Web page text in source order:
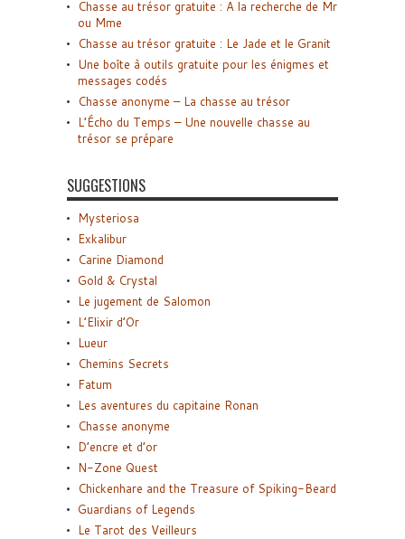
Chasse au trésor gratuite : A la recherche de Mr
ou Mme
Chasse au trésor gratuite : Le Jade et le Granit
Une boîte à outils gratuite pour les énigmes et
messages codés
Chasse anonyme – La chasse au trésor
L’Écho du Temps – Une nouvelle chasse au
trésor se prépare
SUGGESTIONS
Mysteriosa
Exkalibur
Carine Diamond
Gold & Crystal
Le jugement de Salomon
L’Elixir d’Or
Lueur
Chemins Secrets
Fatum
Les aventures du capitaine Ronan
Chasse anonyme
D’encre et d’or
N-Zone Quest
Chickenhare and the Treasure of Spiking-Beard
Guardians of Legends
Le Tarot des Veilleurs